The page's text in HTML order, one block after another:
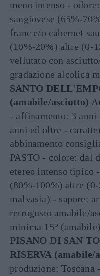
meno intenso -
sangiovese (65%-
franc e/o cabernet
(10%-20%) altre (0-
vellutato con
gradazione alcolica
SANTO
(amabile/asciutto)
- affinamento: 3
anni ed oltre -
abbinamento
PASTO - colore: dal
etereo intenso tipico
(80%-100%) altre
malvasia) - sapore:
retrogusto amabile/
minima 15°
PISANO DI SAN
RISERVA (amabile/
produzione: